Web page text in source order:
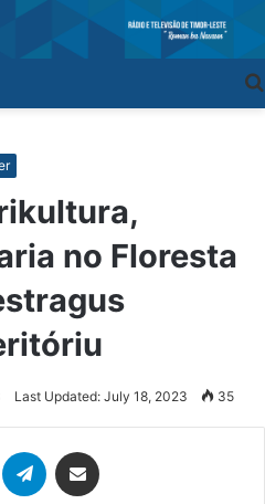
no Floresta
Last Updated: July 18, 2023 35